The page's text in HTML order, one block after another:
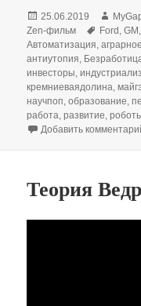
Опубликовано
25.06.2019 Автор
Zen-фильм
Метки
Ford ,GM
Автоматизация,
антиутопия,
инвесторы,
кремниеваядолина,
научпоп,образование,
работа,развитие,
Добавить
Теория